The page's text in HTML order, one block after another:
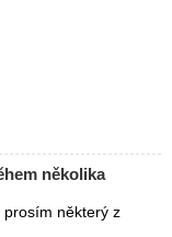
několika
prosím některý z